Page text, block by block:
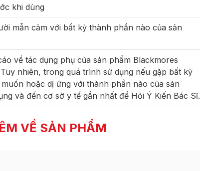
khi dùng
mẫn cảm với bất kỳ thành phần nào của sản
về tác dụng phụ của sản phẩm Blackmores
nhiên, trong quá trình sử dụng nếu gặp bất kỳ
hoặc dị ứng với thành phần nào của sản
và đến cơ sở y tế gần nhất để Hỏi Ý Kiến Bác Sĩ.
VỀ SẢN PHẨM